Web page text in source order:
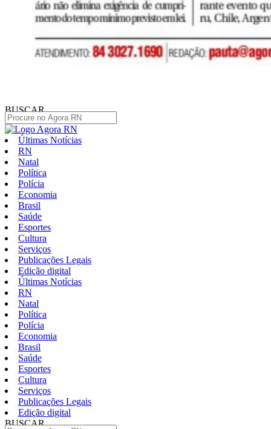
BUSCAR
Últimas Notícias
RN
Natal
Política
Polícia
Economia
Brasil
Saúde
Esportes
Cultura
Serviços
Publicações Legais
Edição digital
Últimas Notícias
RN
Natal
Política
Polícia
Economia
Brasil
Saúde
Esportes
Cultura
Serviços
Publicações Legais
Edição digital
BUSCAR